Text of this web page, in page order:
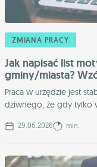
ZMIANA PRACY
Jak napisać list
gminy/miasta?
Praca w urzędzie jest
dziwnego, że gdy tylko
29.06.2026 min.